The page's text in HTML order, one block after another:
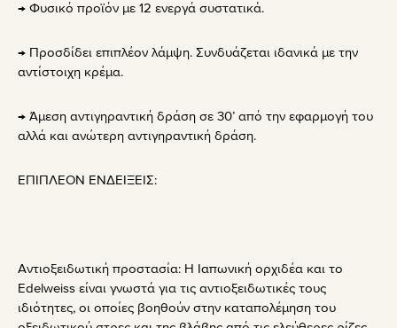
→ Φυσικό προϊόν με 12 ενεργά συστατικά.
→ Προσδίδει επιπλέον λάμψη. Συνδυάζεται ιδανικά με την
αντίστοιχη κρέμα.
→ Άμεση αντιγηραντική δράση σε 30’ από την εφαρμογή του
αλλά και ανώτερη αντιγηραντική δράση.
ΕΠΙΠΛΕΟΝ ΕΝΔΕΙΞΕΙΣ:
Αντιοξειδωτική προστασία: Η Ιαπωνική ορχιδέα και το
Edelweiss είναι γνωστά για τις αντιοξειδωτικές τους
ιδιότητες, οι οποίες βοηθούν στην καταπολέμηση του